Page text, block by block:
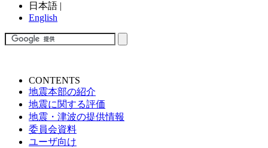
日本語 |
English
CONTENTS
地震本部の紹介
地震に関する評価
地震・津波の提供情報
委員会資料
ユーザ向け